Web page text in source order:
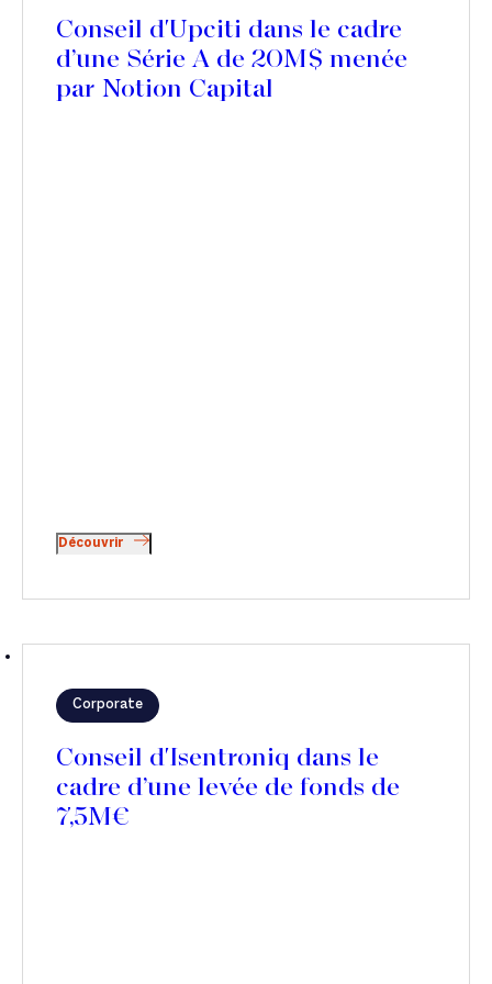
Conseil d'Upciti dans le cadre
d’une Série A de 20M$ menée
par Notion Capital
Découvrir
Corporate
Conseil d'Isentroniq dans le
cadre d’une levée de fonds de
7,5M€